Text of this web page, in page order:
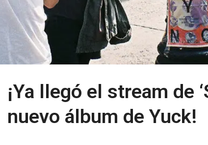
¡Ya llegó el stream de
nuevo álbum de Yuck!